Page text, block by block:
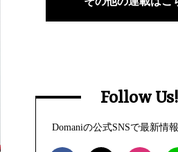
Follow Us!
Domaniの公式SNSで最新情